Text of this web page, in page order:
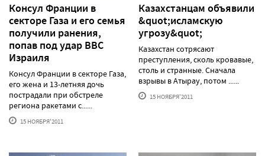
Консул Франции в
секторе Газа и его семья
получили ранения,
попав под удар ВВС
Израиля
Консул Франции в секторе Газа,
его жена и 13-летняя дочь
пострадали при обстреле
региона ракетами с......
15 НОЯБРЯ'2011
Казахстанцам объявили
&quot;исламскую
угрозу&quot;
Казахстан сотрясают
преступления, сколь кровавые,
столь и странные. Сначала
взрывы в Атырау, потом ......
15 НОЯБРЯ'2011